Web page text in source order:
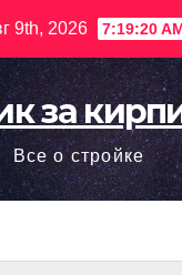
9th, 2026 7:19:21
за
Все о стройке